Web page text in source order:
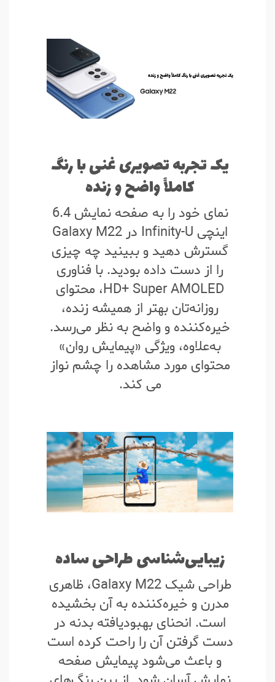
یک تجربه تصویری غنی با رنگ
کاملاً واضح و زنده
نمای خود را به صفحه نمایش 6.4
اینچی Infinity-U ‏در Galaxy M22
گسترش دهید و ببینید چه چیزی
را از دست داده بودید. با فناوری
HD+ Super AMOLED، محتوای
روزانه‌تان بهتر از همیشه زنده،
خیره‌کننده و واضح به نظر می‌رسد.
به‌علاوه، ویژگی «پیمایش روان»
محتوای مورد مشاهده را چشم نواز
می کند.
زیبایی‌شناسی طراحی ساده
طراحی شیک Galaxy M22، ظاهری
مدرن و خیره‌کننده به آن بخشیده
است. انحنای بهبودیافته بدنه در
دست گرفتن آن را راحت کرده است
و باعث می‌شود پیمایش صفحه